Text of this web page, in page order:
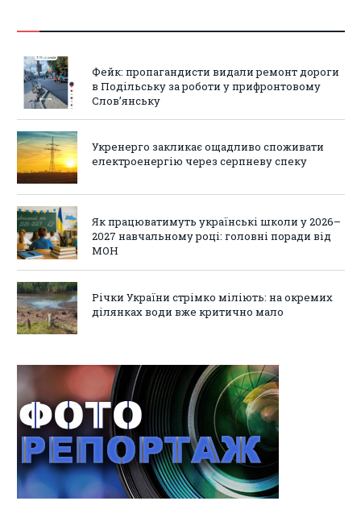
Фейк: пропагандисти видали ремонт дороги
в Подільську за роботи у прифронтовому
Слов’янську
Укренерго закликає ощадливо споживати
електроенергію через серпневу спеку
Як працюватимуть українські школи у 2026–
2027 навчальному році: головні поради від
МОН
Річки України стрімко міліють: на окремих
ділянках води вже критично мало